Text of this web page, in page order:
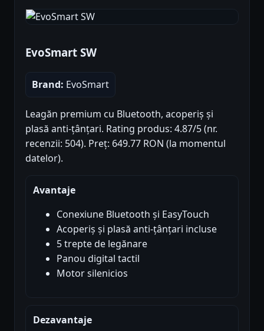
EvoSmart SW
Brand: EvoSmart
Leagăn premium cu Bluetooth, acoperiș și
plasă anti-țânțari. Rating produs: 4.87/5 (nr.
recenzii: 504). Preț: 649.77 RON (la momentul
datelor).
Avantaje
Conexiune Bluetooth și EasyTouch
Acoperiș și plasă anti-țânțari incluse
5 trepte de legănare
Panou digital tactil
Motor silenicios
Dezavantaje